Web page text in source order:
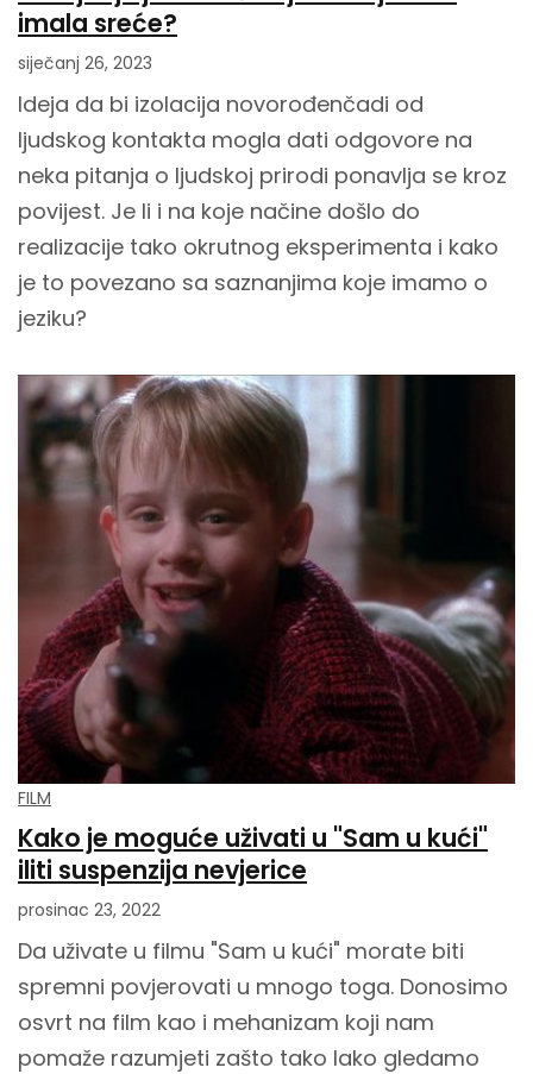
imala sreće?
siječanj 26, 2023
Ideja da bi izolacija novorođenčadi od
ljudskog kontakta mogla dati odgovore na
neka pitanja o ljudskoj prirodi ponavlja se kroz
povijest. Je li i na koje načine došlo do
realizacije tako okrutnog eksperimenta i kako
je to povezano sa saznanjima koje imamo o
jeziku?
FILM
Kako je moguće uživati u "Sam u kući"
iliti suspenzija nevjerice
prosinac 23, 2022
Da uživate u filmu "Sam u kući" morate biti
spremni povjerovati u mnogo toga. Donosimo
osvrt na film kao i mehanizam koji nam
pomaže razumjeti zašto tako lako gledamo